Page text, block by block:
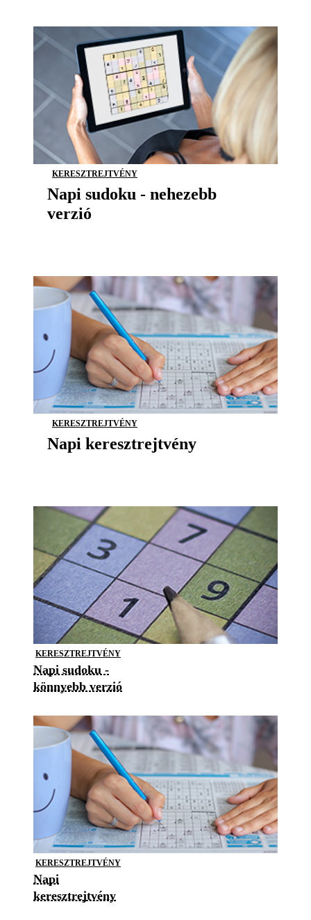
KERESZTREJTVÉNY
Napi sudoku - nehezebb
verzió
KERESZTREJTVÉNY
Napi keresztrejtvény
KERESZTREJTVÉNY
Napi sudoku -
könnyebb verzió
KERESZTREJTVÉNY
Napi
keresztrejtvény